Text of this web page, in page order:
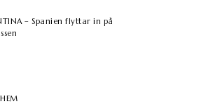
– Spanien flyttar in på